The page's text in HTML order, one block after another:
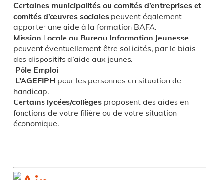
Certaines municipalités ou comités d’entreprises et
comités d’œuvres socialespeuvent également
apporter une aide à la formation BAFA.
Mission Locale ou Bureau Information Jeunesse
peuvent éventuellement être sollicités, par le biais
des dispositifs d’aide aux jeunes.
Pôle Emploi
L’AGEFIPHpour les personnes en situation de
handicap.
Certains lycées/collègesproposent des aides en
fonctions de votre filière ou de votre situation
économique.